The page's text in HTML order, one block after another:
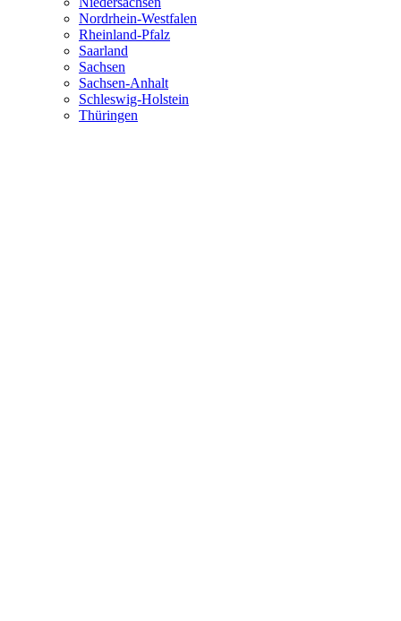
Nordrhein-Westfalen
Rheinland-Pfalz
Saarland
Sachsen
Sachsen-Anhalt
Schleswig-Holstein
Thüringen